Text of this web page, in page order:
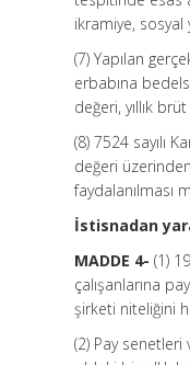
ikramiye, sosyal
(7) Yapılan
erbabına
değeri, yıllık
(8) 7524 sayılı
değeri
faydalanılması
İstisnadan
MADDE 4-(1)
çalışanlarına
şirketi niteliğini
(2) Pay